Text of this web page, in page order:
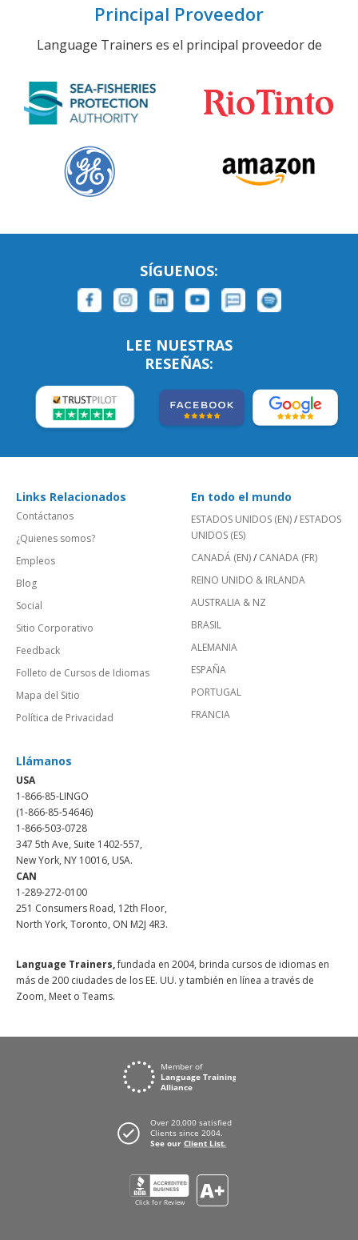
Principal Proveedor
Language Trainers es el principal proveedor de
SÍGUENOS:
LEE NUESTRAS
RESEÑAS:
Links Relacionados
Contáctanos
¿Quienes somos?
Empleos
Blog
Social
Sitio Corporativo
Feedback
Folleto de Cursos de Idiomas
Mapa del Sitio
Política de Privacidad
En todo el mundo
ESTADOS UNIDOS (EN)/ ESTADOS
UNIDOS (ES)
CANADÁ (EN)/ CANADA (FR)
REINO UNIDO & IRLANDA
AUSTRALIA & NZ
BRASIL
ALEMANIA
ESPAÑA
PORTUGAL
FRANCIA
Llámanos
USA
1-866-85-LINGO
(1-866-85-54646)
1-866-503-0728
347 5th Ave, Suite 1402-557,
New York, NY 10016, USA.
CAN
1-289-272-0100
251 Consumers Road, 12th Floor,
North York, Toronto, ON M2J 4R3.
Language Trainers,fundada en 2004, brinda cursos de idiomas en
más de 200 ciudades de los EE. UU. y también en línea a través de
Zoom, Meet o Teams.